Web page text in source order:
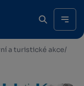
a turistické akce/